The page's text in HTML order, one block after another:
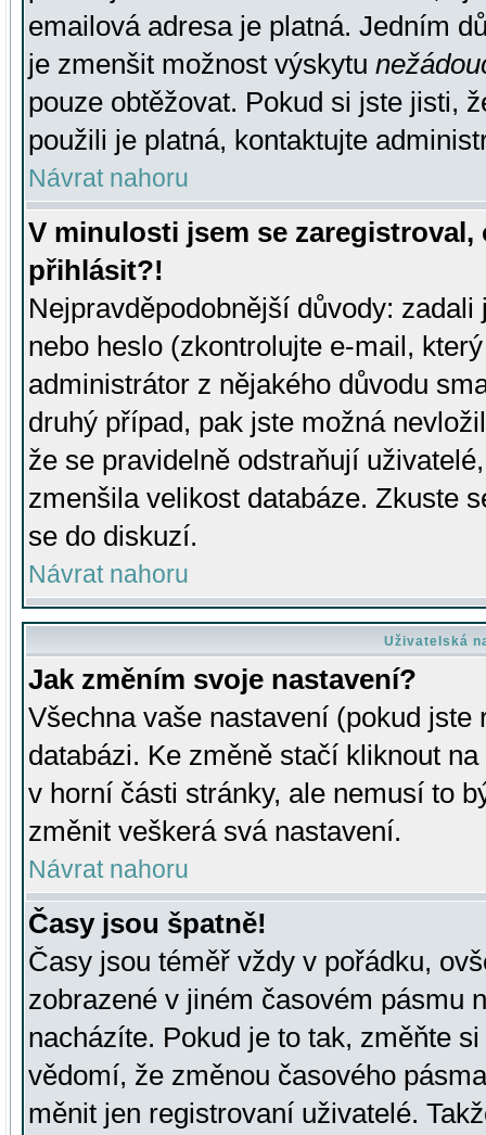
emailová adresa je platná. Jedním
je zmenšit možnost výskytu
pouze obtěžovat. Pokud si jste jisti,
použili je platná, kontaktujte
Návrat nahoru
V minulosti jsem se
přihlásit?!
Nejpravděpodobnější důvody:
nebo heslo (zkontrolujte e-mail,
administrátor z nějakého důvodu
druhý případ, pak jste možná
že se pravidelně odstraňují
zmenšila velikost databáze. Zkuste
se do diskuzí.
Návrat nahoru
Uživatelská
Jak změním svoje nastavení?
Všechna vaše nastavení (pokud
databázi. Ke změně stačí kliknout
v horní části stránky, ale nemusí to
změnit veškerá svá nastavení.
Návrat nahoru
Časy jsou špatně!
Časy jsou téměř vždy v pořádku,
zobrazené v jiném časovém pásmu
nacházíte. Pokud je to tak, změňte
vědomí, že změnou časového
měnit jen registrovaní uživatelé.